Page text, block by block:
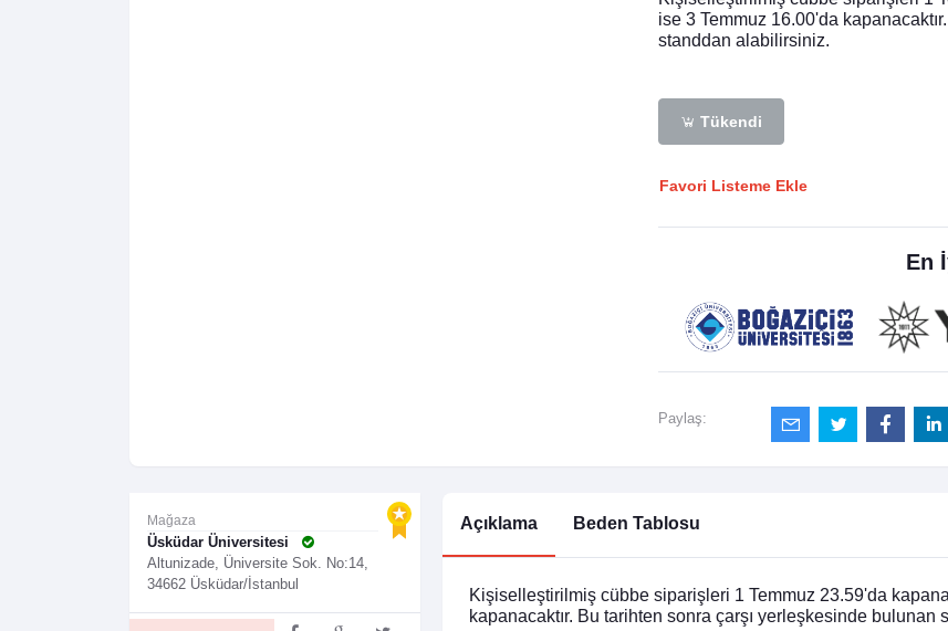
ise 3 Temmuz 16.00'da
standdan alabilirsiniz.
Tükendi
Favori Listeme Ekle
En
Paylaş:
Mağaza
Üsküdar Üniversitesi
Altunizade, Üniversite Sok. No:14,
34662 Üsküdar/İstanbul
Açıklama Beden Tablosu
Kişiselleştirilmiş cübbe siparişleri 1 Temmuz 23.59'da
kapanacaktır. Bu tarihten sonra çarşı yerleşkesinde bulunan